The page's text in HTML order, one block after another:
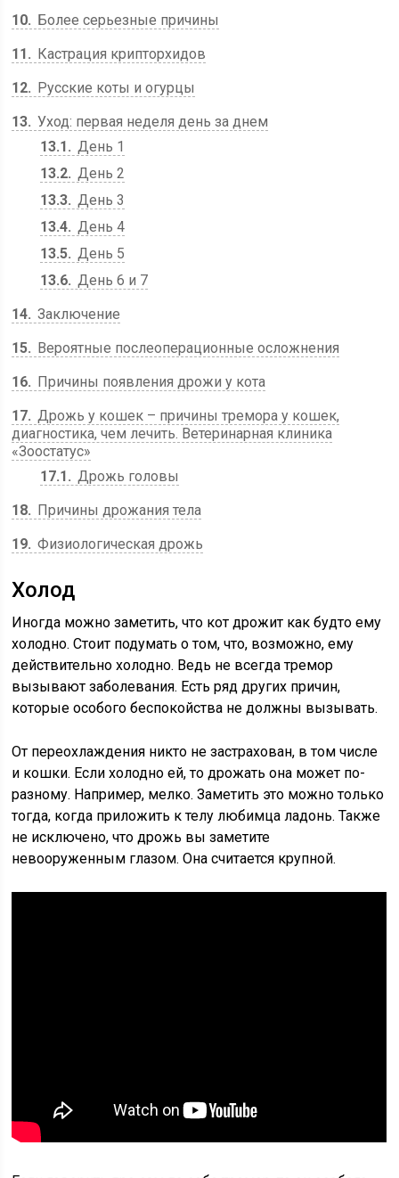
10
Более серьезные причины
11
Кастрация крипторхидов
12
Русские коты и огурцы
13 Уход: первая неделя день за днем
13.1
День 1
13.2 День 2
13.3 День 3
13.4 День 4
13.5 День 5
13.6 День 6 и 7
14 Заключение
15
Вероятные послеоперационные осложнения
16
Причины появления дрожи у кота
17 Дрожь у кошек – причины тремора у кошек,
диагностика, чем лечить. Ветеринарная клиника
«Зоостатус»
17.1
Дрожь головы
18
Причины дрожания тела
19 Физиологическая дрожь
Холод
Иногда можно заметить, что кот дрожит как будто ему
холодно. Стоит подумать о том, что, возможно, ему
действительно холодно. Ведь не всегда тремор
вызывают заболевания. Есть ряд других причин,
которые особого беспокойства не должны вызывать.
От переохлаждения никто не застрахован, в том числе
и кошки. Если холодно ей, то дрожать она может по-
разному. Например, мелко. Заметить это можно только
тогда, когда приложить к телу любимца ладонь. Также
не исключено, что дрожь вы заметите
невооруженным глазом. Она считается крупной.